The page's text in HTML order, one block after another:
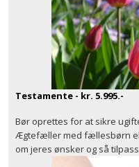
Testamente - kr. 5.995.-
Bør oprettes for at sikre
Ægtefæller med fællesbørn
om jeres ønsker og så